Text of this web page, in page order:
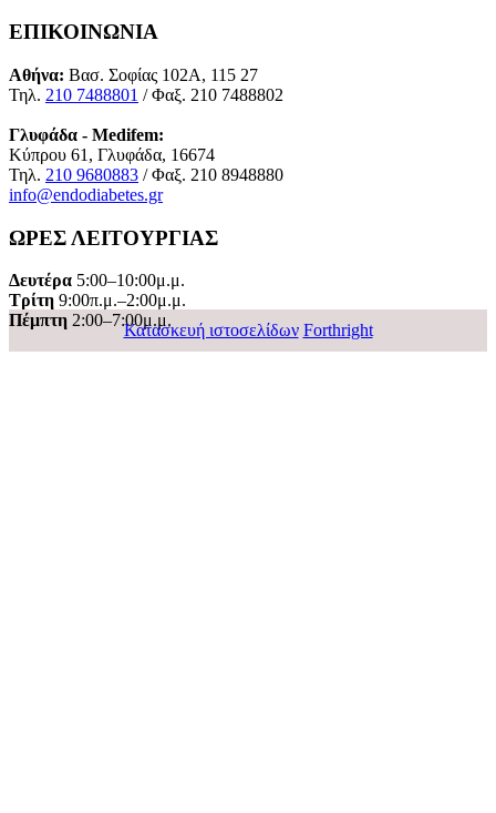
ΕΠΙΚΟΙΝΩΝΙΑ
Αθήνα: Βασ. Σοφίας 102Α, 115 27
Τηλ. 210 7488801 / Φαξ. 210 7488802
Γλυφάδα - Medifem:
Κύπρου 61, Γλυφάδα, 16674
Τηλ. 210 9680883 / Φαξ. 210 8948880
info@endodiabetes.gr
ΩΡΕΣ ΛΕΙΤΟΥΡΓΙΑΣ
Δευτέρα 5:00–10:00μ.μ.
Τρίτη 9:00π.μ.–2:00μ.μ.
Πέμπτη 2:00–7:00μ.μ.
Κατασκευή ιστοσελίδων Forthright